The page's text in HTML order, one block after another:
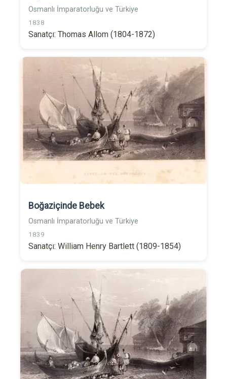
Osmanlı İmparatorluğu ve Türkiye
1838
Sanatçı: Thomas Allom (1804-1872)
Boğaziçinde Bebek
Osmanlı İmparatorluğu ve Türkiye
1839
Sanatçı: William Henry Bartlett (1809-1854)